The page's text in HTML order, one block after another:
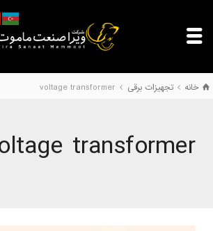
خانه تجهیزات برقی voltage transformer
transformer